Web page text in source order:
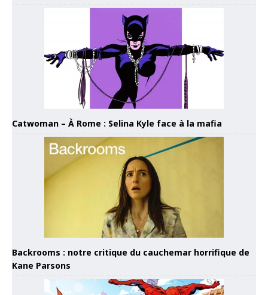
Catwoman – À Rome : Selina Kyle face à la mafia
Backrooms : notre critique du cauchemar horrifique de
Kane Parsons